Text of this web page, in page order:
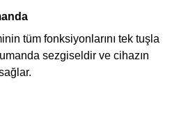
tüm fonksiyonlarını tek tuşla
sezgiseldir ve cihazın